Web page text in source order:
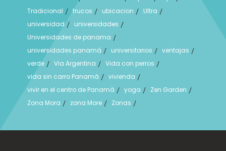
Tradicional / trucos / ubicacion / Ultra /
universidad/ universidades /
Universidades de panama /
universidades panamá / universitarios / ventajas /
verde / Via Argentina / Vida con perros /
vida sin carro Panamá / vivienda /
vivir en el centro de Panamá / yoga / Zen Garden /
Zona Mora / zona More / Zonas /